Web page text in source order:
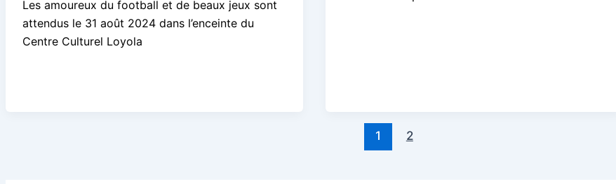
Les amoureux du football et de beaux jeux sont
attendus le 31 août 2024 dans l’enceinte du
Centre Culturel Loyola
1 2